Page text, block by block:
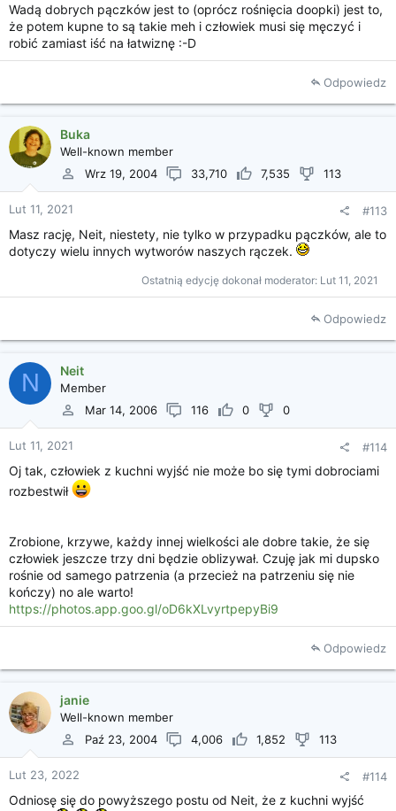
Wadą dobrych pączków jest to (oprócz rośnięcia doopki) jest to,
że potem kupne to są takie meh i człowiek musi się męczyć i
robić zamiast iść na łatwiznę :-D
Odpowiedz
Buka
Well-known member
Wrz 19, 2004
33,710 7,535 113
Lut 11, 2021 #113
Masz rację, Neit, niestety, nie tylko w przypadku pączków, ale to
dotyczy wielu innych wytworów naszych rączek.
Ostatnią edycję dokonał moderator: Lut 11, 2021
Odpowiedz
N Neit
Member
Mar 14, 2006
116 0 0
Lut 11, 2021 #114
Oj tak, człowiek z kuchni wyjść nie może bo się tymi dobrociami
rozbestwił
Zrobione, krzywe, każdy innej wielkości ale dobre takie, że się
człowiek jeszcze trzy dni będzie oblizywał. Czuję jak mi dupsko
rośnie od samego patrzenia (a przecież na patrzeniu się nie
kończy) no ale warto!
https://photos.app.goo.gl/oD6kXLvyrtpepyBi9
Odpowiedz
janie
Well-known member
Paź 23, 2004
4,006 1,852 113
Lut 23, 2022 #114
Odniosę się do powyższego postu od Neit, że z kuchni wyjść